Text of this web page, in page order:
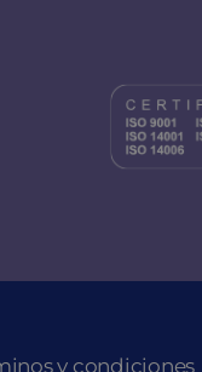
y condiciones